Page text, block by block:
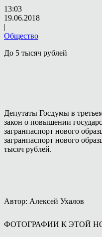
13:03
19.06.2018
|
Общество
До 5 тысяч рублей
Депутаты Госдумы в
закон о повышении
загранпаспорт нового
загранпаспорт нового
тысяч рублей.
Автор: Алексей Ухалов
ФОТОГРАФИИ К ЭТОЙ